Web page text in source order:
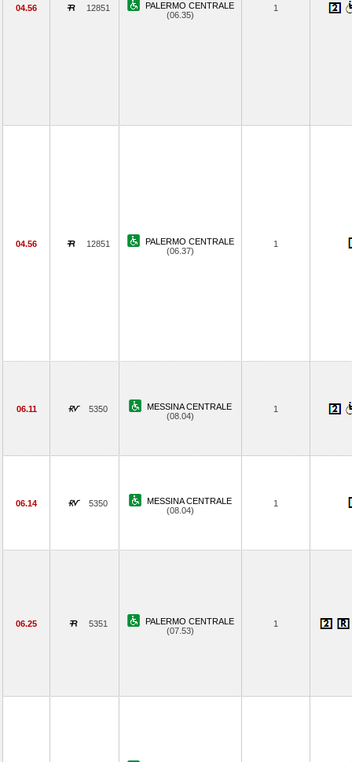
04.56 12851
PALERMO CENTRALE
(06.35)
1
04.56 12851
PALERMO CENTRALE
(06.37)
1
06.11 5350
MESSINA CENTRALE
(08.04)
1
06.14 5350
MESSINA CENTRALE
(08.04)
1
06.25 5351
PALERMO CENTRALE
(07.53)
1